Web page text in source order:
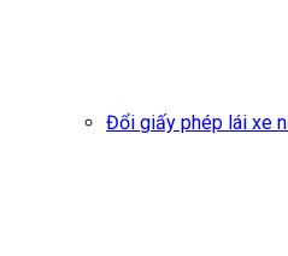
Đổi giấy phép lái xe